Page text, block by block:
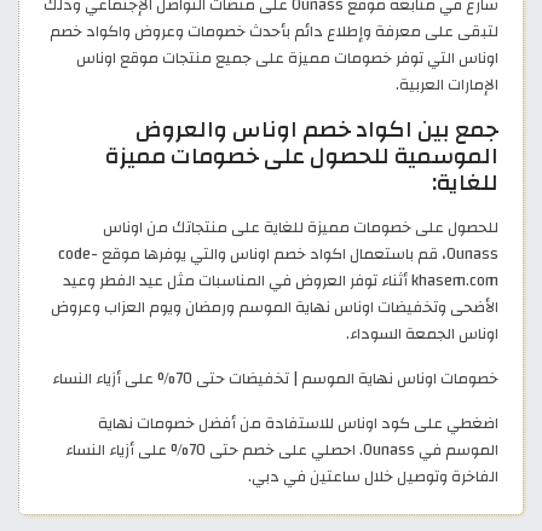
لتبقى على معرفة وإطلاع دائم بأحدث خصومات وعروض واكواد خصم
اوناس التي توفر خصومات مميزة على جميع منتجات موقع اوناس
الإمارات العربية.
جمع بين اكواد خصم اوناس والعروض
الموسمية للحصول على خصومات مميزة
للغاية:
للحصول على خصومات مميزة للغاية على منتجاتك من اوناس
Ounass، قم باستعمال اكواد خصم اوناس والتي يوفرها موقع code-
khasem.com أثناء توفر العروض في المناسبات مثل عيد الفطر وعيد
الأضحى وتخفيضات اوناس نهاية الموسم ورمضان ويوم العزاب وعروض
اوناس الجمعة السوداء.
خصومات اوناس نهاية الموسم | تخفيضات حتى 70% على أزياء النساء
اضغطي على كود اوناس للاستفادة من أفضل خصومات نهاية
الموسم في Ounass. احصلي على خصم حتى 70% على أزياء النساء
الفاخرة وتوصيل خلال ساعتين في دبي.